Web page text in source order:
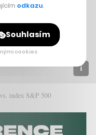
index S&P 500
odkazu.
Souhlasím
cookies